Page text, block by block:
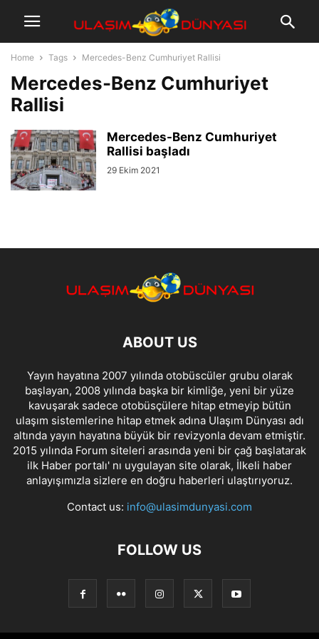
Home Tags Mercedes-Benz Cumhuriyet Rallisi
Mercedes-Benz Cumhuriyet
Rallisi
Mercedes-Benz Cumhuriyet
Rallisi başladı
29 Ekim 2021
ABOUT US
Yayın hayatına 2007 yılında otobüscüler grubu olarak
başlayan, 2008 yılında başka bir kimliğe, yeni bir yüze
kavuşarak sadece otobüsçülere hitap etmeyip bütün
ulaşım sistemlerine hitap etmek adına Ulaşım Dünyası adı
altında yayın hayatına büyük bir revizyonla devam etmiştir.
2015 yılında Forum siteleri arasında yeni bir çağ başlatarak
ilk Haber portalı' nı uygulayan site olarak, İlkeli haber
anlayışımızla sizlere en doğru haberleri ulaştırıyoruz.
Contact us: info@ulasimdunyasi.com
FOLLOW US